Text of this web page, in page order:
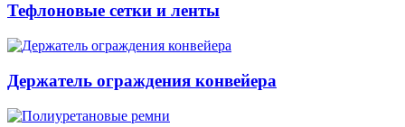
Тефлоновые сетки и ленты
Держатель ограждения конвейера